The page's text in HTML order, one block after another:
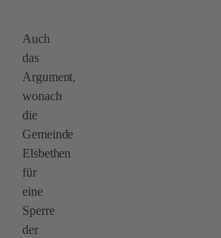
Auch
das
Argument,
wonach
die
Gemeinde
Elsbethen
für
eine
Sperre
der